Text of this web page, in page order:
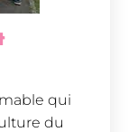
qui
du